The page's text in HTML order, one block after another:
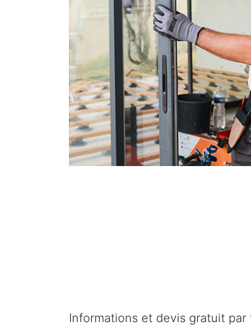
Informations et devis gratuit